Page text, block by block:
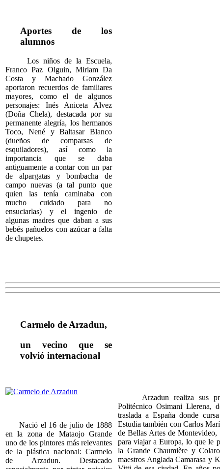
Aportes de los
alumnos
Los niños de la Escuela,
Franco Paz Olguin, Miriam Da
Costa y Machado González
aportaron recuerdos de familiares
mayores, como el de algunos
personajes: Inés Aniceta Alvez
(Doña Chela), destacada por su
permanente alegría, los hermanos
Toco, Nené y Baltasar Blanco
(dueños de comparsas de
esquiladores), así como la
importancia que se daba
antiguamente a contar con un par
de alpargatas y bombacha de
campo nuevas (a tal punto que
quien las tenía caminaba con
mucho cuidado para no
ensuciarlas) y el ingenio de
algunas madres que daban a sus
bebés pañuelos con azúcar a falta
de chupetes.
Carmelo de Arzadun,
un vecino que se
volvió internacional
Nació el 16 de julio de 1888
en la zona de Mataojo Grande
uno de los pintores más relevantes
de la plástica nacional: Carmelo
de Arzadun. Destacado
Arzadun realiza sus
Politécnico Osimani Llerena,
traslada a España donde
Estudia también con Carlos
de Bellas Artes de
para viajar a Europa, lo que le
la Grande Chaumière y
maestros Anglada Camarasa y